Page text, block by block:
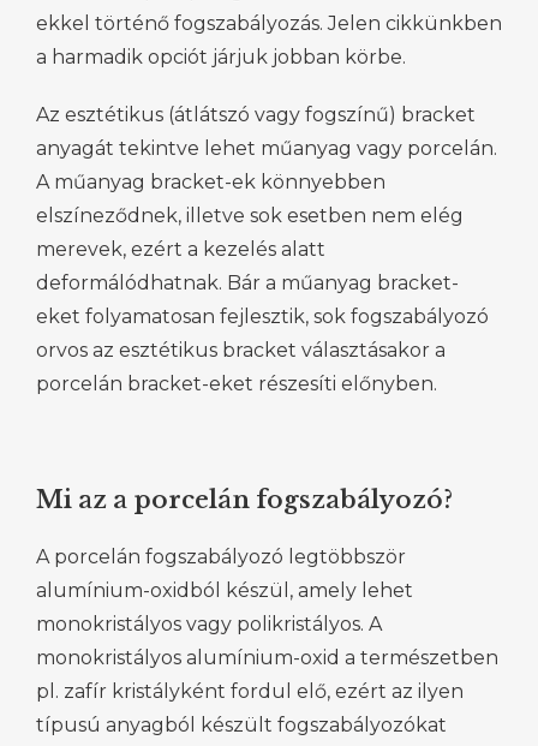
ekkel történő fogszabályozás. Jelen cikkünkben
a harmadik opciót járjuk jobban körbe.
Az esztétikus (átlátszó vagy fogszínű) bracket
anyagát tekintve lehet műanyag vagy porcelán.
A műanyag bracket-ek könnyebben
elszíneződnek, illetve sok esetben nem elég
merevek, ezért a kezelés alatt
deformálódhatnak. Bár a műanyag bracket-
eket folyamatosan fejlesztik, sok fogszabályozó
orvos az esztétikus bracket választásakor a
porcelán bracket-eket részesíti előnyben.
Mi az a porcelán fogszabályozó?
A porcelán fogszabályozó legtöbbször
alumínium-oxidból készül, amely lehet
monokristályos vagy polikristályos. A
monokristályos alumínium-oxid a természetben
pl. zafír kristályként fordul elő, ezért az ilyen
típusú anyagból készült fogszabályozókat